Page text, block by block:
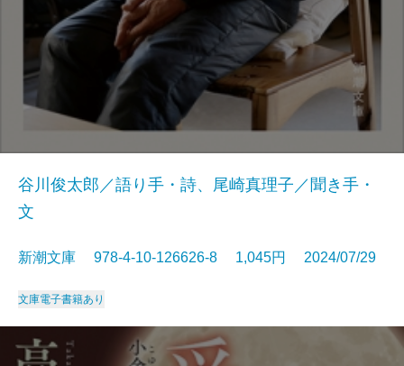
谷川俊太郎／語り手・詩、尾崎真理子／聞き手・
文
新潮文庫 978-4-10-126626-8 1,045円 2024/07/29
文庫電子書籍あり